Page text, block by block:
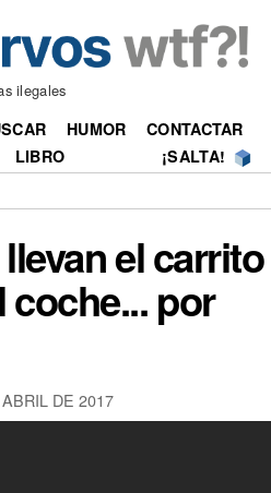
ilegales
HUMOR
CONTACTAR
LIBRO ¡SALTA!
el carrito
coche... por
DE 2017